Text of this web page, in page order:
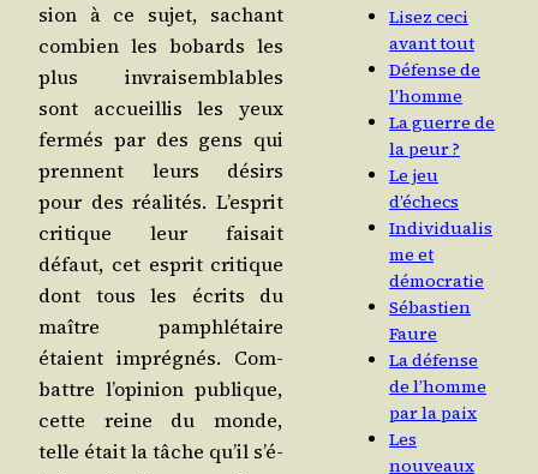
sion à ce sujet, sachant
com­bien les bobards les
plus invrai­sem­blables
sont accueillis les yeux
fer­més par des gens qui
prennent leurs dési­rs
pour des réa­li­tés. L’es­prit
cri­tique leur fai­sait
défaut, cet esprit cri­tique
dont tous les écrits du
maître pam­phlé­taire
étaient impré­gnés. Com­
battre l’o­pi­nion publique,
cette reine du monde,
telle était la tâche qu’il s’é­
Lisez ceci
avant tout
Défense de
l’homme
La guerre de
la peur ?
Le jeu
d’échecs
Individualis
me et
démocratie
Sébastien
Faure
La défense
de l’homme
par la paix
Les
nouveaux